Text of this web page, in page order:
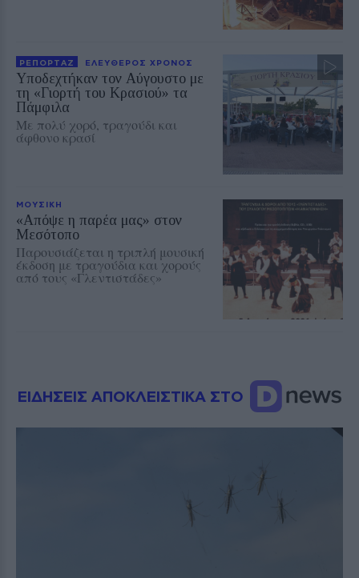
ΡΕΠΟΡΤΑΖ ΕΛΕΥΘΕΡΟΣ ΧΡΟΝΟΣ
Υποδεχτήκαν τον Αύγουστο με
τη «Γιορτή του Κρασιού» τα
Πάμφιλα
Με πολύ χορό, τραγούδι και
άφθονο κρασί
ΜΟΥΣΙΚΗ
«Απόψε η παρέα μας» στον
Μεσότοπο
Παρουσιάζεται η τριπλή μουσική
έκδοση με τραγούδια και χορούς
από τους «Γλεντιστάδες»
ΕΙΔΗΣΕΙΣ ΑΠΟΚΛΕΙΣΤΙΚΑ ΣΤΟ